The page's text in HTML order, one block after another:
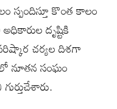
కొంత కాలం
దృష్టికి
చర్యల దిశగా
నూతన సంఘం